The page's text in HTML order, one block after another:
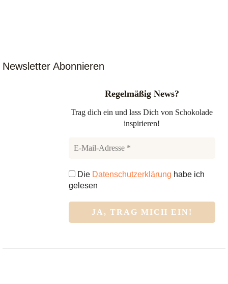
Newsletter Abonnieren
Regelmäßig News?
Trag dich ein und lass Dich von Schokolade
inspirieren!
Die Datenschutzerklärung habe ich
gelesen